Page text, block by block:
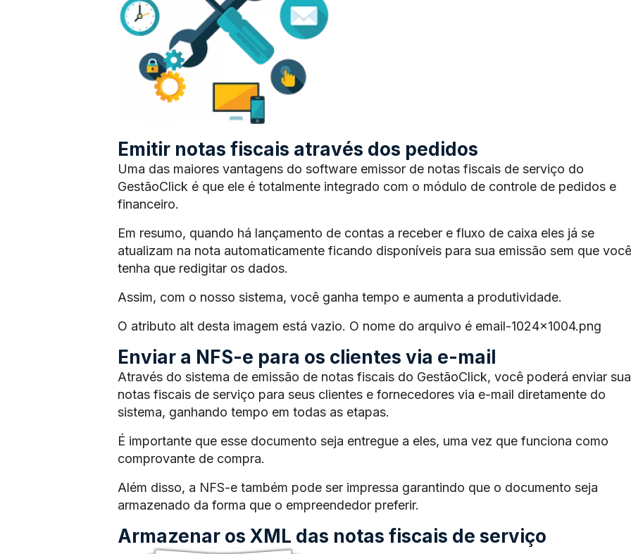
Emitir notas fiscais através dos pedidos
Uma das maiores vantagens do software emissor de notas fiscais de serviço do
GestãoClick é que ele é totalmente integrado com o módulo de controle de pedidos e
financeiro.
Em resumo, quando há lançamento de contas a receber e fluxo de caixa eles já se
atualizam na nota automaticamente ficando disponíveis para sua emissão sem que você
tenha que redigitar os dados.
Assim, com o nosso sistema, você ganha tempo e aumenta a produtividade.
O atributo alt desta imagem está vazio. O nome do arquivo é email-1024×1004.png
Enviar a NFS-e para os clientes via e-mail
Através do sistema de emissão de notas fiscais do GestãoClick, você poderá enviar
notas fiscais de serviço para seus clientes e fornecedores via e-mail diretamente do
sistema, ganhando tempo em todas as etapas.
É importante que esse documento seja entregue a eles, uma vez que funciona como
comprovante de compra.
Além disso, a NFS-e também pode ser impressa garantindo que o documento seja
armazenado da forma que o empreendedor preferir.
Armazenar os XML das notas fiscais de serviço